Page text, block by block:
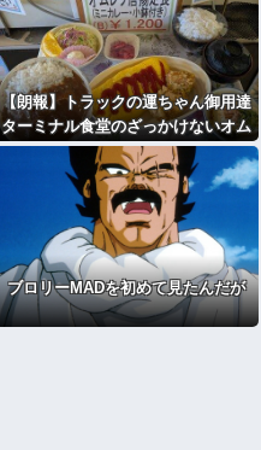
【朗報】トラックの運ちゃん御用達
ターミナル食堂のざっかけないオム
ライスｗｗｗｗｗｗｗｗｗｗ
ブロリーMADを初めて見たんだが